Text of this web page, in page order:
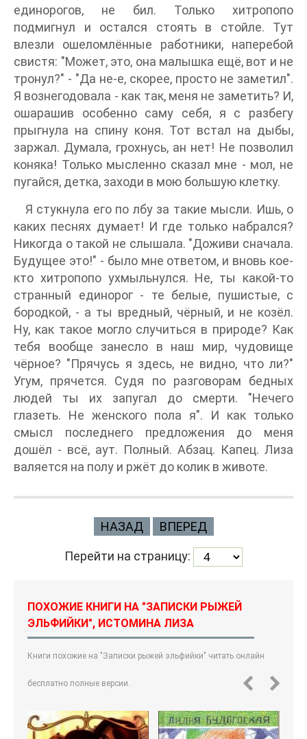
единорогов, не бил. Только хитропопо
подмигнул и остался стоять в стойле. Тут
влезли ошеломлённые работники, наперебой
свистя: "Может, это, она малышка ещё, вот и не
тронул?" - "Да не-е, скорее, просто не заметил".
Я вознегодовала - как так, меня не заметить? И,
ошарашив особенно саму себя, я с разбегу
прыгнула на спину коня. Тот встал на дыбы,
заржал. Думала, грохнусь, ан нет! Не позволил
коняка! Только мысленно сказал мне - мол, не
пугайся, детка, заходи в мою большую клетку.
Я стукнула его по лбу за такие мысли. Ишь, о
каких песнях думает! И где только набрался?
Никогда о такой не слышала. "Доживи сначала.
Будущее это!" - было мне ответом, и вновь кое-
кто хитропопо ухмыльнулся. Не, ты какой-то
странный единорог - те белые, пушистые, с
бородкой, - а ты вредный, чёрный, и не козёл.
Ну, как такое могло случиться в природе? Как
тебя вообще занесло в наш мир, чудовище
чёрное? "Прячусь я здесь, не видно, что ли?"
Угум, прячется. Судя по разговорам бедных
людей ты их запугал до смерти. "Нечего
глазеть. Не женского пола я". И как только
смысл последнего предложения до меня
дошёл - всё, аут. Полный. Абзац. Капец. Лиза
валяется на полу и ржёт до колик в животе.
НАЗАД ВПЕРЕД
Перейти на страницу:
ПОХОЖИЕ КНИГИ НА "ЗАПИСКИ РЫЖЕЙ
ЭЛЬФИЙКИ", ИСТОМИНА ЛИЗА
Книги похожие на "Записки рыжей эльфийки" читать онлайн
бесплатно полные версии.